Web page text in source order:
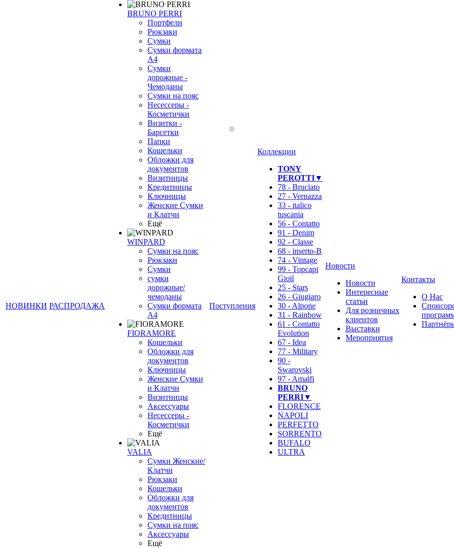
НОВИНКИ РАСПРОДАЖА
BRUNO PERRI
Портфели
Рюкзаки
Сумки
Сумки формата
А4
Сумки
дорожные -
Чемоданы
Сумки на пояс
Несессеры -
Косметички
Визитки -
Барсетки
Папки
Кошельки
Обложки для
документов
Визитницы
Кредитницы
Ключницы
Женские Сумки
и Клатчи
Ещё
WINPARD
Сумки на пояс
Рюкзаки
Сумки
сумки
дорожные/
чемоданы
Сумки формата
А4
FIORAMORE
Кошельки
Обложки для
документов
Ключницы
Женские Сумки
и Клатчи
Визитницы
Аксессуары
Несессеры -
Косметички
Ещё
VALIA
Сумки Женские/
Клатчи
Рюкзаки
Кошельки
Обложки для
документов
Кредитницы
Сумки на пояс
Аксессуары
Ещё
Поступления
Коллекции
TONY
PEROTTI▼
78 - Bruciato
27 - Vernazza
33 - italico
tuscania
56 - Contatto
91 - Denim
92 - Classe
68 - inserto-B
74 - Vintage
99 - Topcapi
Gioil
25 - Stars
26 - Giugiaro
30 - Alpone
31 - Rainbow
61 - Contatto
Evolution
67 - Idea
77 - Military
90 -
Swarovski
97 - Amalfi
BRUNO
PERRI▼
FLORENCE
NAPOLI
PERFETTO
SORRENTO
BUFALO
ULTRA
Новости
Новости
Интересные
статьи
Для розничных
клиентов
Выставки
Мероприятия
Контакты
О Нас